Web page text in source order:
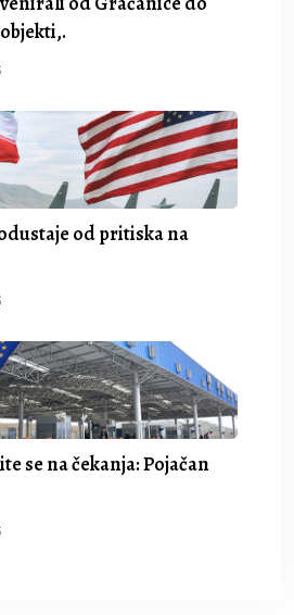
od pritiska na
se na čekanja: Pojačan